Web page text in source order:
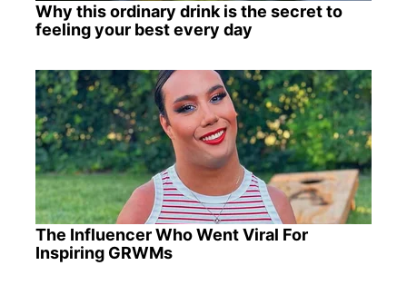
Why this ordinary drink is the secret to
feeling your best every day
The Influencer Who Went Viral For
Inspiring GRWMs